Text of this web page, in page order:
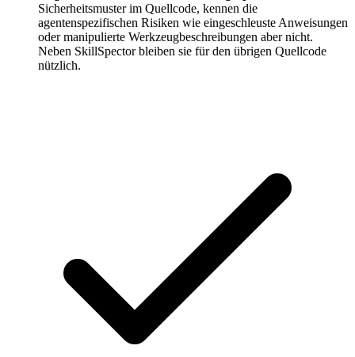
Sicherheitsmuster im Quellcode, kennen die
agentenspezifischen Risiken wie eingeschleuste Anweisungen
oder manipulierte Werkzeugbeschreibungen aber nicht.
Neben SkillSpector bleiben sie für den übrigen Quellcode
nützlich.